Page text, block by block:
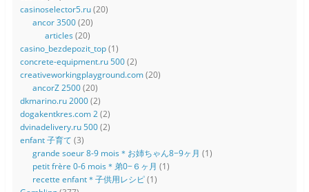
casinoselector5.ru(20)
ancor 3500(20)
articles (20)
casino_bezdepozit_top(1)
concrete-equipment.ru 500(2)
creativeworkingplayground.com(20)
ancorZ 2500(20)
dkmarino.ru 2000(2)
dogakentkres.com 2(2)
dvinadelivery.ru 500(2)
enfant 子育て (3)
grande soeur 8-9 mois＊お姉ちゃん8−9ヶ月 (1)
petit frère 0-6 mois＊弟0−６ヶ月 (1)
recette enfant＊子供用レシピ(1)